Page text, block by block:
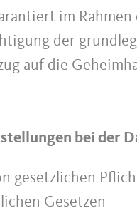
im
der
auf die
bei der
gesetzlichen
Gesetzen